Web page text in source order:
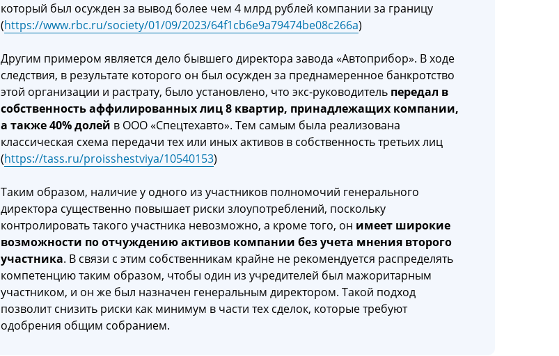
который был осужден за вывод более чем 4 млрд рублей компании за границу
(https://www.rbc.ru/society/01/09/2023/64f1cb6e9a79474be08c266a)
Другим примером является дело бывшего директора завода «Автоприбор». В ходе
следствия, в результате которого он был осужден за преднамеренное банкротство
этой организации и растрату, было установлено, что экс-руководитель передал в
собственность аффилированных лиц 8 квартир, принадлежащих компании,
а также 40% долей в ООО «Спецтехавто». Тем самым была реализована
классическая схема передачи тех или иных активов в собственность третьих лиц
(https://tass.ru/proisshestviya/10540153)
Таким образом, наличие у одного из участников полномочий генерального
директора существенно повышает риски злоупотреблений, поскольку
контролировать такого участника невозможно, а кроме того, он имеет широкие
возможности по отчуждению активов компании без учета мнения второго
участника. В связи с этим собственникам крайне не рекомендуется распределять
компетенцию таким образом, чтобы один из учредителей был мажоритарным
участником, и он же был назначен генеральным директором. Такой подход
позволит снизить риски как минимум в части тех сделок, которые требуют
одобрения общим собранием.